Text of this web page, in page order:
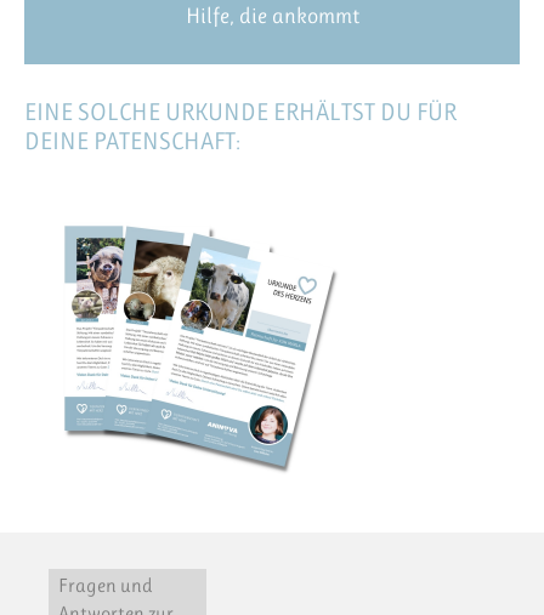
Hilfe, die ankommt
EINE SOLCHE URKUNDE ERHÄLTST DU FÜR
DEINE PATENSCHAFT:
Fragen und